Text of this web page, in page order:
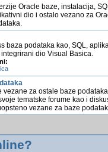
Oracle baze, instalacija,
dio i ostalo vezano za
baza podataka kao, SQL,
dio Visual Basica.
vezane za ostale baze
tematske forume kao i
vezane za baze